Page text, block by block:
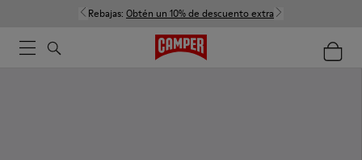
Rebajas: Obtén un 10% de descuento extra